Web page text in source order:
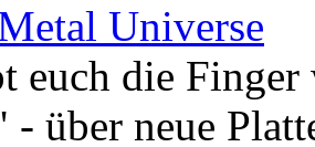
Universe
euch die
über neue